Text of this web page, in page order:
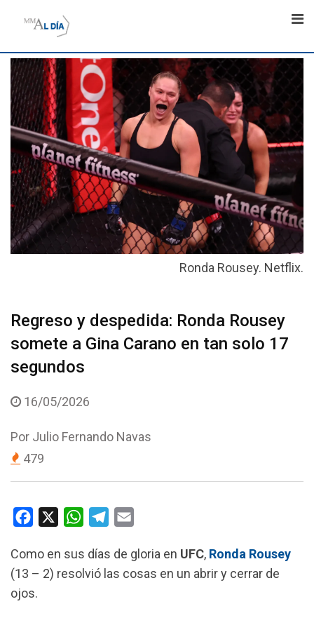
Ronda Rousey. Netflix.
Regreso y despedida: Ronda Rousey
somete a Gina Carano en tan solo 17
segundos
16/05/2026
Por Julio Fernando Navas
479
c
e
b
W
a
t
l
e
a
i
Como en sus días de gloria en UFC, Ronda Rousey
(13 – 2) resolvió las cosas en un abrir y cerrar de
ojos.